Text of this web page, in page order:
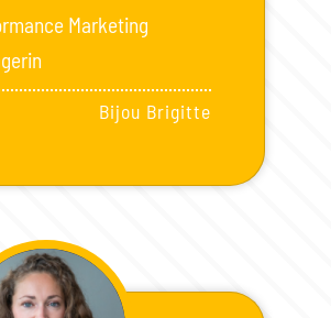
Marketing
Bijou Brigitte